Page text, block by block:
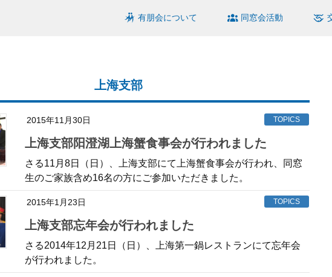
有朋会について 同窓会活動
上海支部
2015年11月30日 TOPICS
上海支部阳澄湖上海蟹食事会が行われました
さる11月8日（日）、上海支部にて上海蟹食事会が行われ、同窓
生のご家族含め16名の方にご参加いただきました。
2015年1月23日 TOPICS
上海支部忘年会が行われました
さる2014年12月21日（日）、上海第一鍋レストランにて忘年会
が行われました。